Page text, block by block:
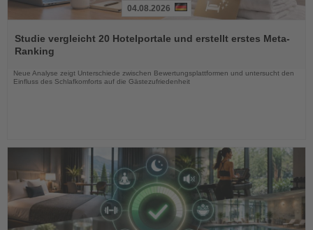
Sie
die
Nachrichten
04.08.2026
Studie vergleicht 20 Hotelportale und erstellt erstes Meta-
Ranking
Neue Analyse zeigt Unterschiede zwischen Bewertungsplattformen und untersucht den
Einfluss des Schlafkomforts auf die Gästezufriedenheit